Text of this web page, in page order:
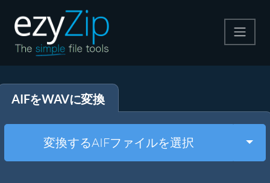
解凍する
その他のツール
AIFをWAVに変換
変換するAIFファイルを選択